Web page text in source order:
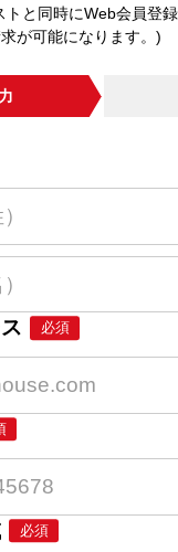
と同時にWeb会員登
が可能になります。)
必須
必須